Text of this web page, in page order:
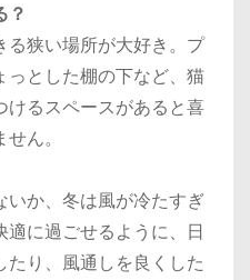
？
る狭い場所が大好き。プ
っとした棚の下など、猫
けるスペースがあると喜
ん。
いか、冬は風が冷たすぎ
適に過ごせるように、日
り、風通しを良くした